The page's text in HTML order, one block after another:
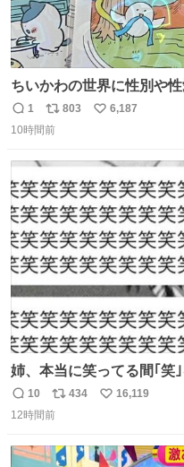
ちいかわの世界に性別や
かわタロットでも恋人・
させないように描かれて
返
信
1
リ
ポ
数
803
い
6,187
10時間前
姉、本当に笑ってる間｢笑
返
信
10
リ
ポ
ト
434
い
数
16,119
12時間前